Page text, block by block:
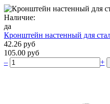
Наличие:
да
Кронштейн настенный для
42.26 руб
105.00 руб
–
+